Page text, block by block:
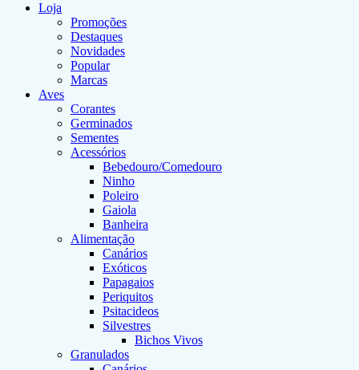
Loja
Promoções
Destaques
Novidades
Popular
Marcas
Aves
Corantes
Germinados
Sementes
Acessórios
Bebedouro/Comedouro
Ninho
Poleiro
Gaiola
Banheira
Alimentação
Canários
Exóticos
Papagaios
Periquitos
Psitacideos
Silvestres
Bichos Vivos
Granulados